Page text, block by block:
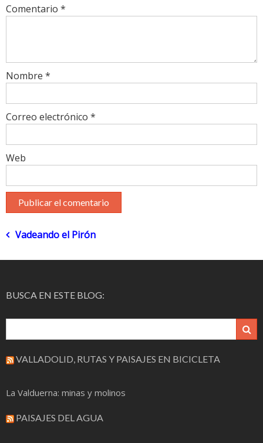
Comentario *
Nombre *
Correo electrónico *
Web
Navegación
de
Vadeando el Pirón
BUSCA EN ESTE BLOG:
VALLADOLID, RUTAS Y PAISAJES EN BICICLETA
La Valduerna: minas y molinos
PAISAJES DEL AGUA